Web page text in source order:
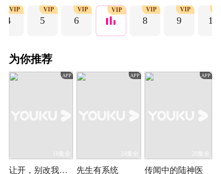
4
VIP
5
VIP
6
VIP VIP
8
VIP
9
VIP
10
为你推荐
APP
18集全
让开，别改我男主！
APP
24集全
先生有系统
APP
20集全
传闻中的陆神医